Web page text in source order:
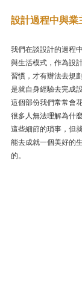
設計過程中與業
我們在談設計的過程
與生活模式，作為設
習慣，才有辦法去規
是就自身經驗去完成
這個部份我們常常會
很多人無法理解為什
這些細節的瑣事，但
能去成就一個美好的
的。